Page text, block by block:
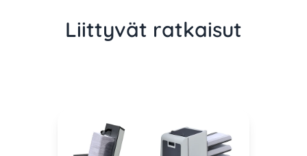
Liittyvät ratkaisut